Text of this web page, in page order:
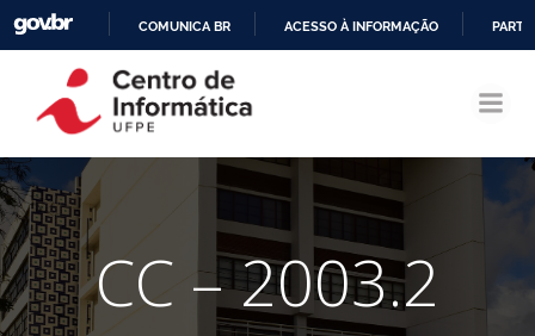
CONTEÚDO
COMUNICA BR ACESSO À INFORMAÇÃO
CC – 2003.2